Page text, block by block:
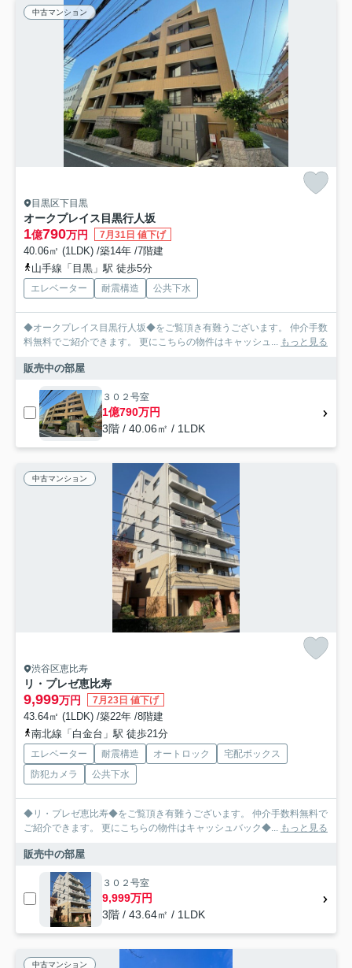
中古マンション
目黒区下目黒
オークプレイス目黒行人坂
1億790万円 7月31日 値下げ
40.06㎡ (1LDK) /築14年 /7階建
山手線「目黒」駅 徒歩5分
エレベーター 耐震構造 公共下水
◆オークプレイス目黒行人坂◆をご覧頂き有難うございます。 仲介手数
料無料でご紹介できます。 更にこちらの物件はキャッシュ...
もっと見る
販売中の部屋
３０２号室
1億790万円
3階 / 40.06㎡ / 1LDK
中古マンション
渋谷区恵比寿
リ・プレゼ恵比寿
9,999万円 7月23日 値下げ
43.64㎡ (1LDK) /築22年 /8階建
南北線「白金台」駅 徒歩21分
エレベーター 耐震構造 オートロック
宅配ボックス
防犯カメラ
公共下水
◆リ・プレゼ恵比寿◆をご覧頂き有難うございます。 仲介手数料無料で
ご紹介できます。 更にこちらの物件はキャッシュバック◆...
もっと見る
販売中の部屋
３０２号室
9,999万円
3階 / 43.64㎡ / 1LDK
中古マンション